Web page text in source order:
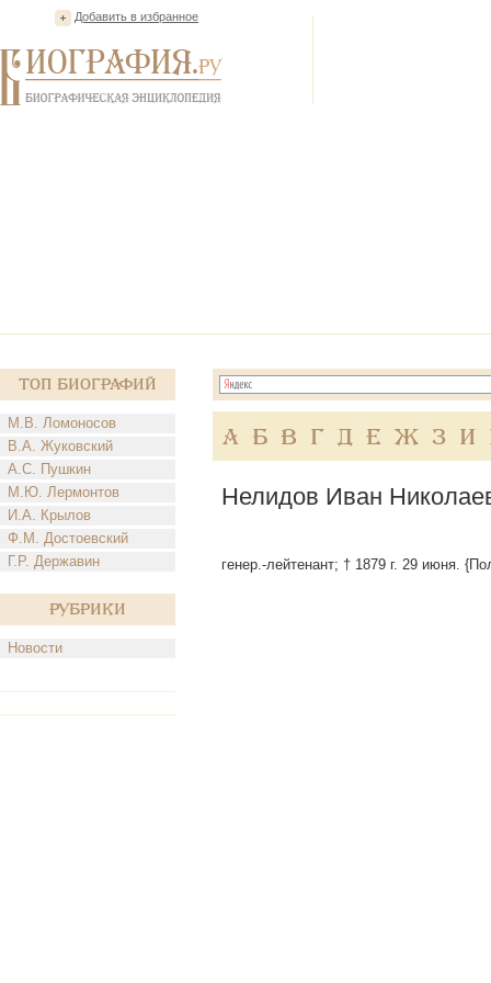
Добавить в избранное
Топ Биографий
М.В. Ломоносов
В.А. Жуковский
А.С. Пушкин
М.Ю. Лермонтов
И.А. Крылов
Ф.М. Достоевский
Г.Р. Державин
Рубрики
Новости
А Б В Г Д Е Ж З И
Нелидов Иван
генер.-лейтенант; † 1879 г. 29 июня.